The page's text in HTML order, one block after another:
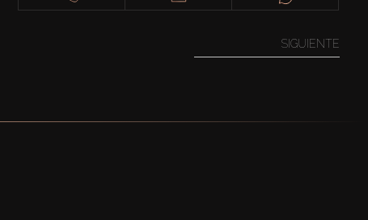
SIGUIENTE